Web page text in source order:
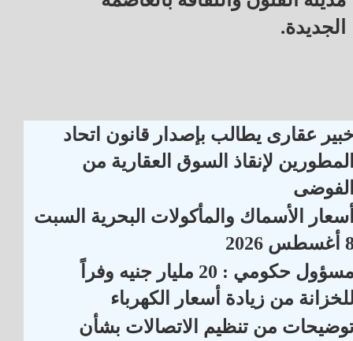
الجديدة.
عقارى يطالب بإصدار قانون اتحاد
لإنقاذ السوق العقارية من
الأسماك والمأكولات البحرية السبت
2026
مسؤول حكومي : 20 مليار جنيه وفراً
من زيادة أسعار الكهرباء
من تنظيم الاتصالات بشأن